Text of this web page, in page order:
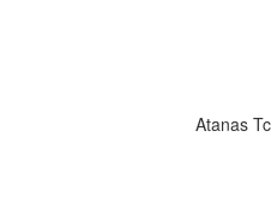
Atanas